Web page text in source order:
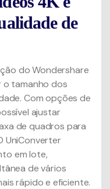
de
do Wondershare
o tamanho dos
Com opções de
ajustar
de quadros para
UniConverter
em lote,
de vários
rápido e eficiente.